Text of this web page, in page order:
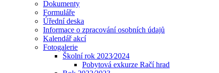
Dokumenty
Formuláře
Úřední deska
Informace o zpracování osobních údajů
Kalendář akcí
Fotogalerie
Školní rok 2023⁄2024
Pobytová exkurze Račí hrad